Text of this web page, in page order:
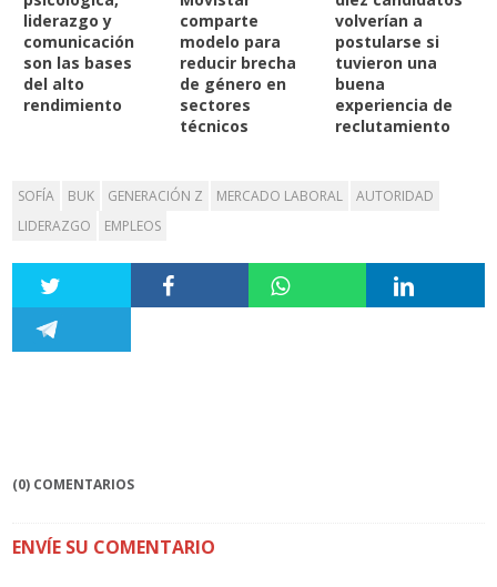
liderazgo y
comunicación
son las bases
del alto
rendimiento
comparte
modelo para
reducir brecha
de género en
sectores
técnicos
volverían a
postularse si
tuvieron una
buena
experiencia de
reclutamiento
SOFÍA BUK GENERACIÓN Z MERCADO LABORAL
AUTORIDAD
LIDERAZGO
EMPLEOS
(0) COMENTARIOS
ENVÍE SU COMENTARIO